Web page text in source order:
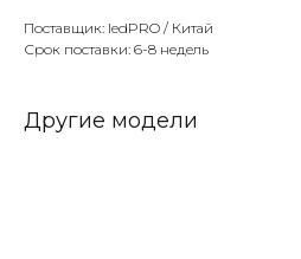
Поставщик: ledPRO / Китай
Срок поставки: 6-8 недель
Другие модели